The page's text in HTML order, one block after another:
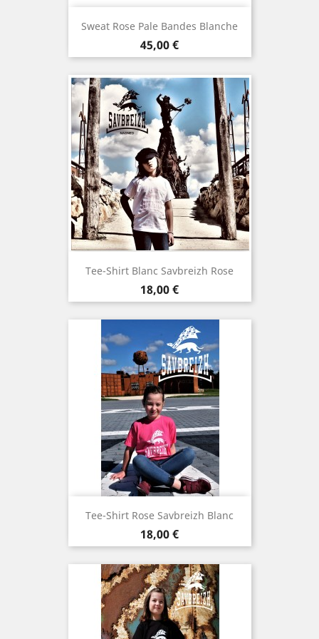
Sweat Rose Pale Bandes Blanche
Preis
45,00 €
Tee-Shirt Blanc Savbreizh Rose
Preis
18,00 €
Tee-Shirt Rose Savbreizh Blanc
Preis
18,00 €